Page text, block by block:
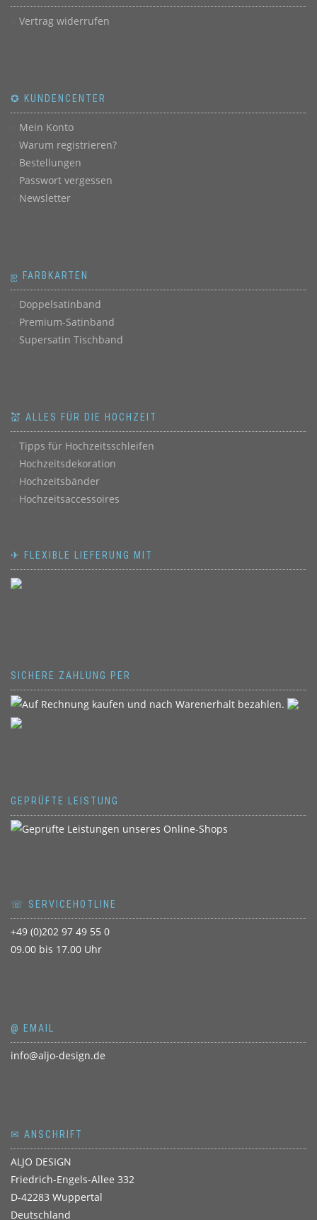
Vertrag widerrufen
✪ KUNDENCENTER
Mein Konto
Warum registrieren?
Bestellungen
Passwort vergessen
Newsletter
ஐ FARBKARTEN
Doppelsatinband
Premium-Satinband
Supersatin Tischband
💒 ALLES FÜR DIE HOCHZEIT
Tipps für Hochzeitsschleifen
Hochzeitsdekoration
Hochzeitsbänder
Hochzeitsaccessoires
✈ FLEXIBLE LIEFERUNG MIT
SICHERE ZAHLUNG PER
GEPRÜFTE LEISTUNG
☏ SERVICEHOTLINE
+49 (0)202 97 49 55 0
09.00 bis 17.00 Uhr
@ EMAIL
info@aljo-design.de
✉ ANSCHRIFT
ALJO DESIGN
Friedrich-Engels-Allee 332
D-42283 Wuppertal
Deutschland